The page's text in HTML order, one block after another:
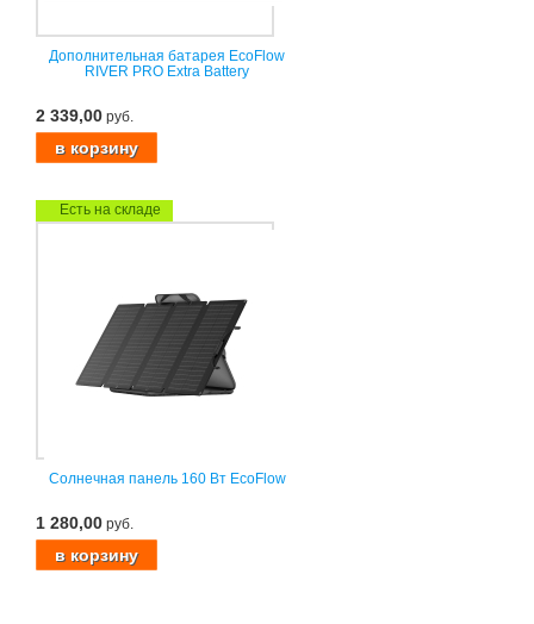
Дополнительная батарея EcoFlow
RIVER PRO Extra Battery
2 339,00 руб.
Есть на складе
Солнечная панель 160 Вт EcoFlow
1 280,00 руб.